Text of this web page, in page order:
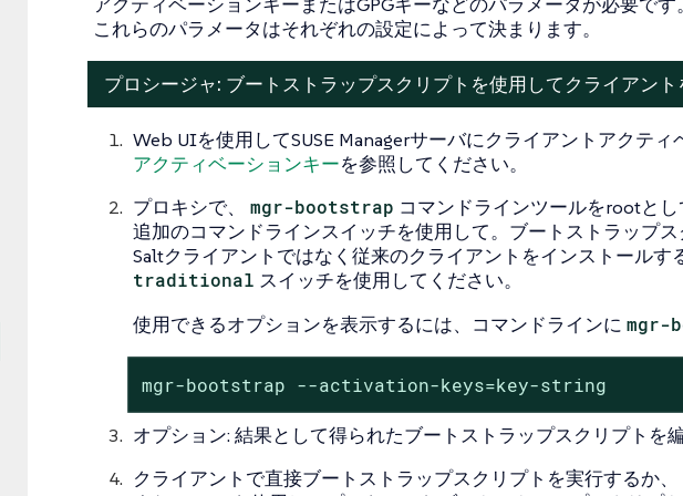
これらのパラメータはそれぞれの設定によって決まります。
プロシージャ: ブートストラップスクリプトを使用してクライアン
Web UIを使用してSUSE Managerサーバにクライアントアクテ
アクティベーションキーを参照してください。
プロキシで、
mgr-bootstrap コマンドラインツールをrootと
追加のコマンドラインスイッチを使用して。ブートストラップ
Saltクライアントではなく従来のクライアントをインストールす
traditional スイッチを使用してください。
使用できるオプションを表示するには、コマンドラインに mgr-
mgr-bootstrap --activation-keys=key-string
オプション: 結果として得られたブートストラップスクリプトを
クライアントで直接ブートストラップスクリプトを実行するか、